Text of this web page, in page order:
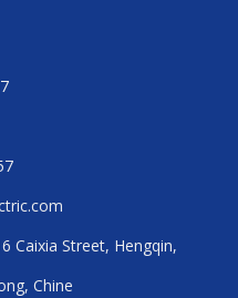
Caixia Street, Hengqin,
Chine